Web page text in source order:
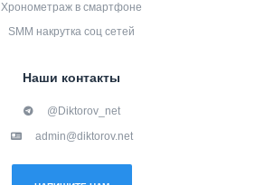
Хронометраж в смартфоне
SMM накрутка соц сетей
Наши контакты
@Diktorov_net
admin@diktorov.net